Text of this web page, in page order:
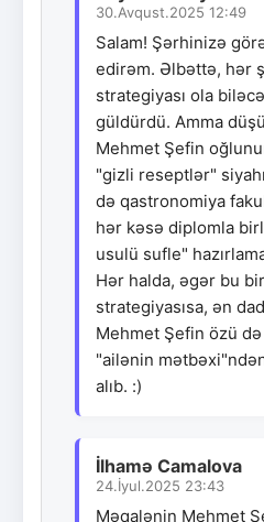
30.Avqust.2025 12:49
Salam! Şərhinizə
edirəm. Əlbəttə, hər
strategiyası ola
güldürdü. Amma
Mehmet Şefin
"gizli reseptlər"
də qastronomiya
hər kəsə diplomla
usulü sufle"
Hər halda, əgər bu
strategiyasısa, ən
Mehmet Şefin özü
"ailənin
alıb. :)
İlhamə Camalova
24.İyul.2025 23:43
Məqalənin Mehmet